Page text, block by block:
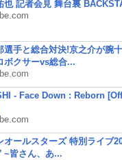
也 記者会見 舞台裏
選手と総合対決!京之介が腕
ボクサーvs総合...
- Face Down : Reborn
オールスターズ 特別ライブ
~皆さん、あ...